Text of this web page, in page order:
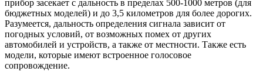
прибор засекает с дальность в пределах 500-1000 метров (для
бюджетных моделей) и до 3,5 километров для более дорогих.
Разумеется, дальность определения сигнала зависит от
погодных условий, от возможных помех от других
автомобилей и устройств, а также от местности. Также есть
модели, которые имеют встроенное голосовое
сопровождение.